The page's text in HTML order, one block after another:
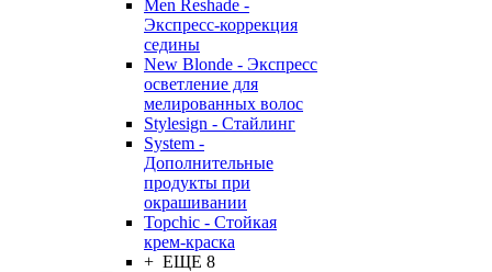
Men Reshade -
Экспресс-коррекция
седины
New Blonde - Экспресс
осветление для
мелированных волос
Stylesign - Стайлинг
System -
Дополнительные
продукты при
окрашивании
Topchic - Стойкая
крем-краска
+ ЕЩЕ 8